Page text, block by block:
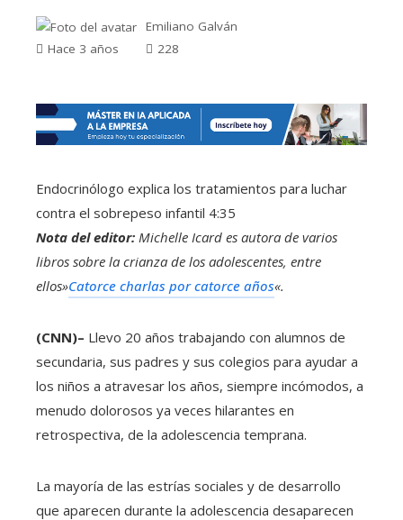
Emiliano Galván
Hace 3 años
228
Endocrinólogo explica los tratamientos para luchar
contra el sobrepeso infantil 4:35
Nota del editor: Michelle Icard es autora de varios
libros sobre la crianza de los adolescentes, entre
ellos»Catorce charlas por catorce años«.
(CNN)– Llevo 20 años trabajando con alumnos de
secundaria, sus padres y sus colegios para ayudar a
los niños a atravesar los años, siempre incómodos, a
menudo dolorosos ya veces hilarantes en
retrospectiva, de la adolescencia temprana.
La mayoría de las estrías sociales y de desarrollo
que aparecen durante la adolescencia desaparecen